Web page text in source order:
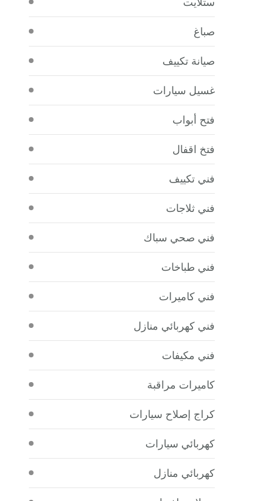
صباغ
صيانة تكييف
غسيل سيارات
فتح أبواب
فتخ اقفال
فني تكييف
فني ثلاجات
فني صحي سباك
فني طباخات
فني كاميرات
فني كهربائي منازل
فني مكيفات
كاميرات مراقبة
كراج إصلاح سيارات
كهربائي سيارات
كهربائي منازل